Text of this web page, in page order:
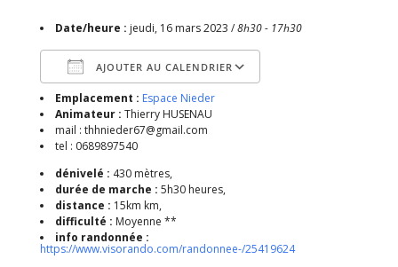
Date/heure : jeudi, 16 mars 2023 /8h30 - 17h30
AJOUTER AU CALENDRIER
Télécharger ICS
Emplacement : Espace Nieder
Animateur : Thierry HUSENAU
mail : thhnieder67@gmail.com
tel : 0689897540
dénivelé : 430 mètres,
durée de marche : 5h30 heures,
distance : 15km km,
difficulté : Moyenne **
info randonnée :
https://www.visorando.com/randonnee-/25419624